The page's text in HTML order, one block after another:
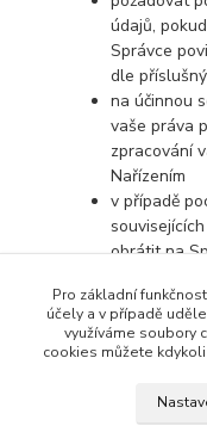
údajů,
Správce
dle
na účinnou
vaše práva
zpracování
Nařízením
v případě
obrátit na
Pro základní
účely a v případě
využíváme soubory
cookies můžete